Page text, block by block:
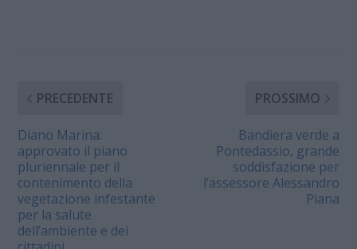
PRECEDENTE
Diano Marina:
approvato il piano
pluriennale per il
contenimento della
vegetazione infestante
per la salute
dell’ambiente e dei
PROSSIMO
Bandiera verde a
Pontedassio, grande
soddisfazione per
l’assessore Alessandro
Piana